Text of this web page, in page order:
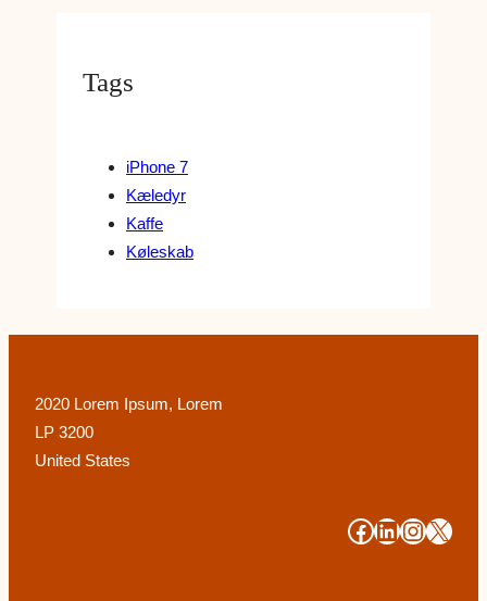
Tags
iPhone 7
Kæledyr
Kaffe
Køleskab
2020 Lorem Ipsum, Lorem
LP 3200
United States
# # # #